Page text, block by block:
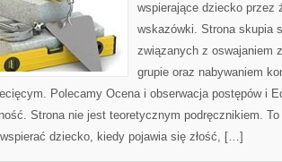
wspierające dziecko przez
wskazówki. Strona skupia
związanych z oswajaniem
grupie oraz nabywaniem
Polecamy Ocena i obserwacja postępów i
Strona nie jest teoretycznym podręcznikiem.
dziecko, kiedy pojawia się złość, […]